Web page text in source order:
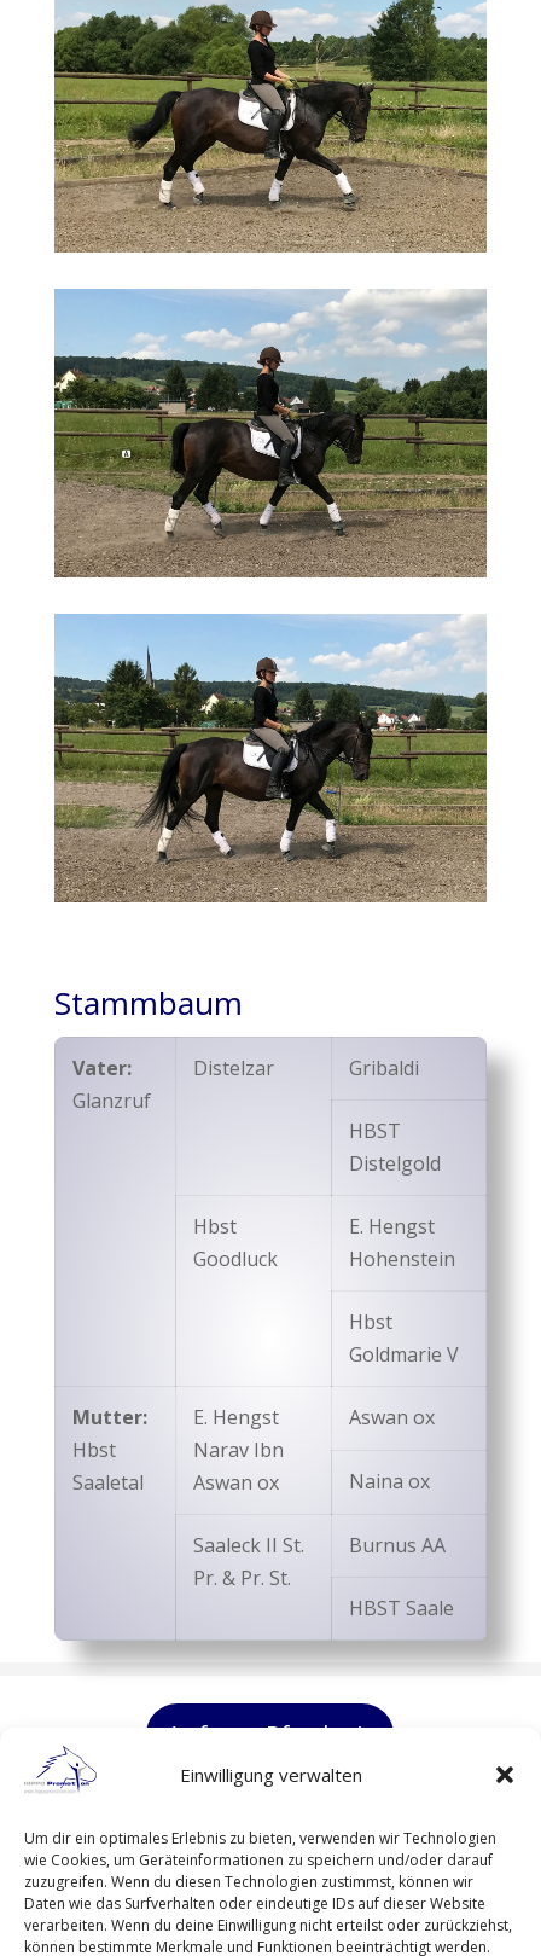
Einwilligung verwalten
Um dir ein optimales Erlebnis zu bieten, verwenden wir Technologien
wie Cookies, um Geräteinformationen zu speichern und/oder darauf
zuzugreifen. Wenn du diesen Technologien zustimmst, können wir
Daten wie das Surfverhalten oder eindeutige IDs auf dieser Website
verarbeiten. Wenn du deine Einwilligung nicht erteilst oder zurückziehst,
können bestimmte Merkmale und Funktionen beeinträchtigt werden.
Stammbaum
Vater:
Glanzruf
Distelzar Gribaldi
HBST
Distelgold
Hbst
Goodluck
E. Hengst
Hohenstein
Hbst
Goldmarie V
Mutter:
Hbst
Saaletal
E. Hengst
Narav Ibn
Aswan ox
Aswan ox
Naina ox
Saaleck II St.
Pr. & Pr. St.
Burnus AA
HBST Saale
Anfrage Pferde
Alter Weg 11 in 36367 Wartenberg
Kontakt
Impressum